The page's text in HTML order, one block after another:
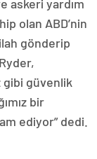
askeri yardım
olan ABD’nin
gönderip
gibi güvenlik
bir
ediyor” dedi.